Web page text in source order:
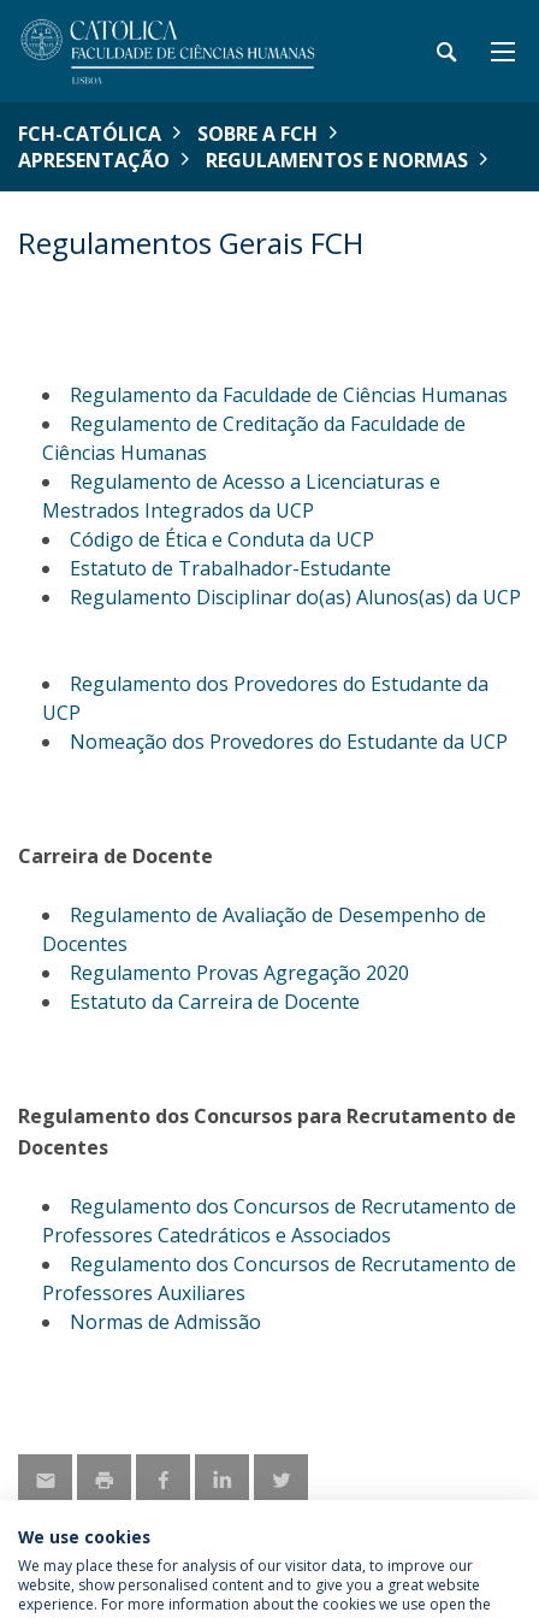
FCH-CATÓLICA
SOBRE A FCH
APRESENTAÇÃO
REGULAMENTOS E NORMAS
Regulamentos Gerais FCH
Regulamento da Faculdade de Ciências Humanas
Regulamento de Creditação da Faculdade de
Ciências Humanas
Regulamento de Acesso a Licenciaturas e
Mestrados Integrados da UCP
Código de Ética e Conduta da UCP
Estatuto de Trabalhador-Estudante
Regulamento Disciplinar do(as) Alunos(as) da UCP
Regulamento dos Provedores do Estudante da
UCP
Nomeação dos Provedores do Estudante da UCP
Carreira de Docente
Regulamento de Avaliação de Desempenho de
Docentes
Regulamento Provas Agregação 2020
Estatuto da Carreira de Docente
Regulamento dos Concursos para Recrutamento de
Docentes
Regulamento dos Concursos de Recrutamento de
Professores Catedráticos e Associados
Regulamento dos Concursos de Recrutamento de
Professores Auxiliares
Normas de Admissão
Política de Privacidade Termos & Condições
We use cookies
We may place these for analysis of our visitor data, to improve our
website, show personalised content and to give you a great website
experience. For more information about the cookies we use open the